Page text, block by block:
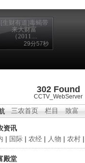
[生财有道]毒蝎带
来大财富
（2011....
29分57秒
302 Found
CCTV_WebServer
三农首页 栏目 致富
资讯
| 国际 | 农经 | 人物 | 农村 |
殿堂